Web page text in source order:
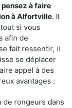
pensez à faire
à Alfortville. Il
si vous
afin de
fait ressentir, il
se déplacer
appel à des
avantages :
de rongeurs dans